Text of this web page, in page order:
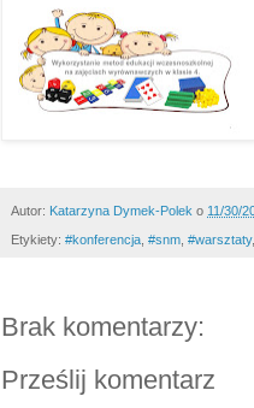
Autor: Katarzyna Dymek-Polek o 11/30/
Etykiety: #konferencja #snm #warsztaty,
Brak komentarzy:
Prześlij komentarz